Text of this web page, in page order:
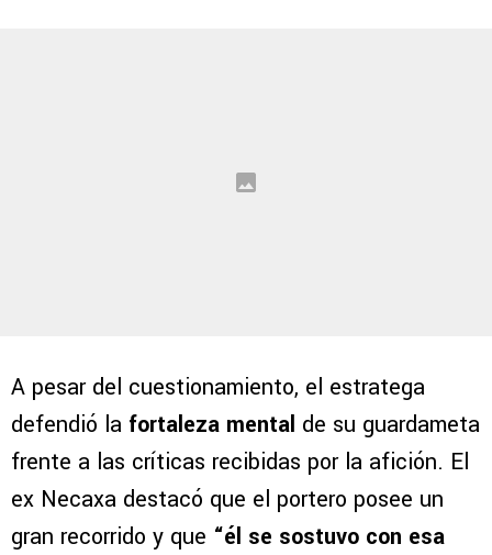
A pesar del cuestionamiento, el estratega
defendió la fortaleza mental de su guardameta
frente a las críticas recibidas por la afición. El
ex Necaxa destacó que el portero posee un
gran recorrido y que “él se sostuvo con esa